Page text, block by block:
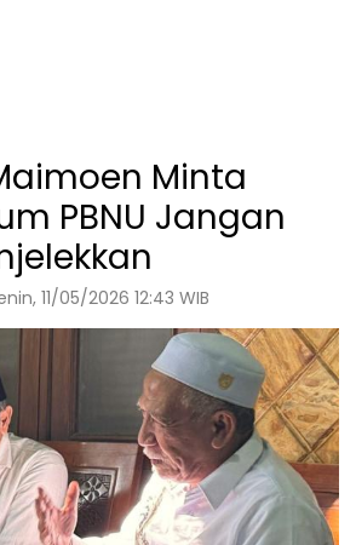
Minta
PBNU Jangan
11/05/2026 12:43 WIB